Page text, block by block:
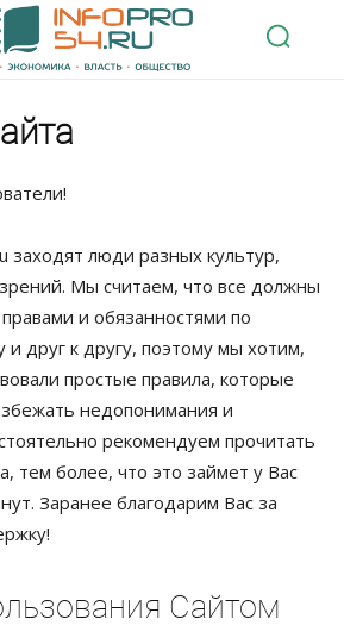
заходят люди разных культур,
Мы считаем, что все должны
и обязанностями по
друг к другу, поэтому мы хотим,
простые правила, которые
недопонимания и
рекомендуем прочитать
тем более, что это займет у Вас
Заранее благодарим Вас за
Сайтом